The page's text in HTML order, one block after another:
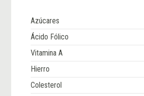
Azúcares
Ácido Fólico
Vitamina A
Hierro
Colesterol